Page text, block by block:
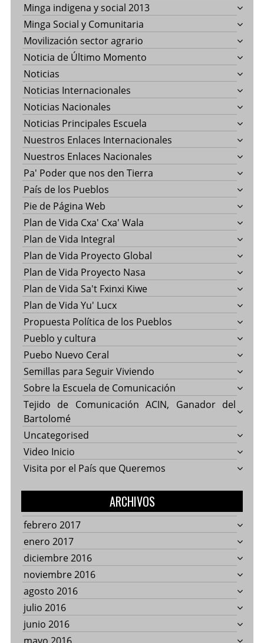
Minga indigena y social 2013
Minga Social y Comunitaria
Movilización sector agrario
Noticia de Último Momento
Noticias
Noticias Internacionales
Noticias Nacionales
Noticias Principales Escuela
Nuestros Enlaces Internacionales
Nuestros Enlaces Nacionales
Pa' Poder que nos den Tierra
País de los Pueblos
Pie de Página Web
Plan de Vida Cxa' Cxa' Wala
Plan de Vida Integral
Plan de Vida Proyecto Global
Plan de Vida Proyecto Nasa
Plan de Vida Sa't Fxinxi Kiwe
Plan de Vida Yu' Lucx
Propuesta Política de los Pueblos
Pueblo y cultura
Puebo Nuevo Ceral
Semillas para Seguir Viviendo
Sobre la Escuela de Comunicación
Tejido de Comunicación ACIN, Ganador del
Bartolomé
Uncategorised
Video Inicio
Visita por el País que Queremos
ARCHIVOS
febrero 2017
enero 2017
diciembre 2016
noviembre 2016
agosto 2016
julio 2016
junio 2016